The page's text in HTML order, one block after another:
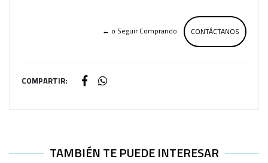
CONTÁCTANOS
← o Seguir Comprando
COMPARTIR:
TAMBIÉN TE PUEDE INTERESAR